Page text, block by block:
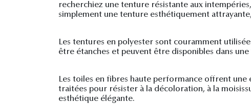
recherchiez une tenture résistante aux
simplement une tenture esthétiquement
Les tentures en polyester sont couramment
être étanches et peuvent être disponibles dans
Les toiles en fibres haute performance offrent
traitées pour résister à la décoloration, à la
esthétique élégante.